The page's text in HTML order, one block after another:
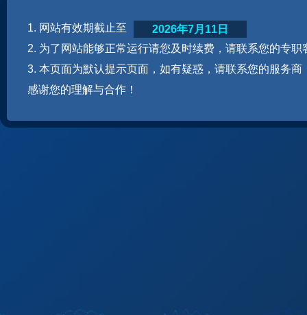
1. 网站有效期截止至
2. 为了网站能够正常运行请您及时续费，请联系您的专职
3. 本页面为默认提示页面，如有疑惑，请联系您的服务商
感谢您的理解与合作！
2026年7月11日